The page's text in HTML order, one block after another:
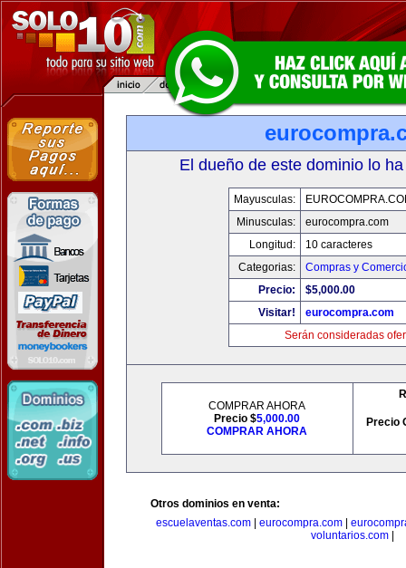
El dueño de este dominio lo
Mayusculas:
Minusculas:
eurocompra.com
Longitud:
10 caracteres
Categorias:
Compras y
Precio:
$5,000.00
Visitar!
eurocompra.com
Serán consideradas
COMPRAR AHORA
Precio $5,000.00
COMPRAR AHORA
Precio
Otros dominios en venta:
escuelaventas.com| eurocompra.com|
voluntarios.com